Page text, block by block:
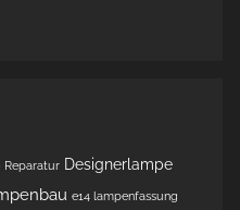
Reparatur Designerlampe
e14 lampenfassung